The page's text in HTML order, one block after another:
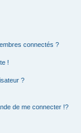
connectés ?
!
?
de me connecter !?